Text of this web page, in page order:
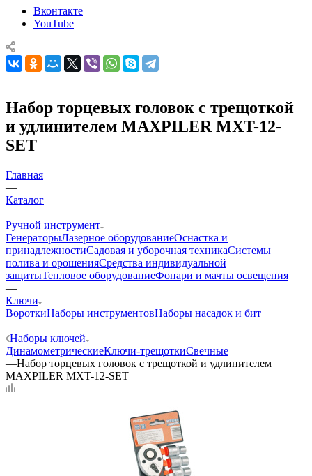
Вконтакте
YouTube
Набор торцевых головок с трещоткой
и удлинителем MAXPILER MXT-12-
SET
Главная
—
Каталог
—
Ручной инструмент
ГенераторыЛазерное оборудованиеОснастка и
принадлежностиСадовая и уборочная техникаСистемы
полива и орошенияСредства индивидуальной
защитыТепловое оборудованиеФонари и мачты освещения
—
Ключи
ВороткиНаборы инструментовНаборы насадок и бит
—
Наборы ключей
ДинамометрическиеКлючи-трещоткиСвечные
—Набор торцевых головок с трещоткой и удлинителем
MAXPILER MXT-12-SET